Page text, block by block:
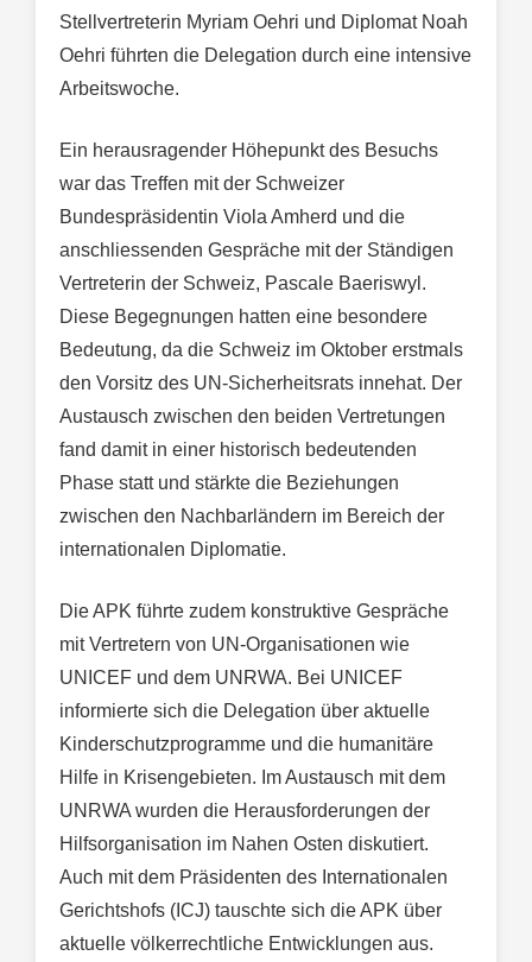
Stellvertreterin Myriam Oehri und Diplomat Noah
Oehri führten die Delegation durch eine intensive
Arbeitswoche.
Ein herausragender Höhepunkt des Besuchs
war das Treffen mit der Schweizer
Bundespräsidentin Viola Amherd und die
anschliessenden Gespräche mit der Ständigen
Vertreterin der Schweiz, Pascale Baeriswyl.
Diese Begegnungen hatten eine besondere
Bedeutung, da die Schweiz im Oktober erstmals
den Vorsitz des UN-Sicherheitsrats innehat. Der
Austausch zwischen den beiden Vertretungen
fand damit in einer historisch bedeutenden
Phase statt und stärkte die Beziehungen
zwischen den Nachbarländern im Bereich der
internationalen Diplomatie.
Die APK führte zudem konstruktive Gespräche
mit Vertretern von UN-Organisationen wie
UNICEF und dem UNRWA. Bei UNICEF
informierte sich die Delegation über aktuelle
Kinderschutzprogramme und die humanitäre
Hilfe in Krisengebieten. Im Austausch mit dem
UNRWA wurden die Herausforderungen der
Hilfsorganisation im Nahen Osten diskutiert.
Auch mit dem Präsidenten des Internationalen
Gerichtshofs (ICJ) tauschte sich die APK über
aktuelle völkerrechtliche Entwicklungen aus.